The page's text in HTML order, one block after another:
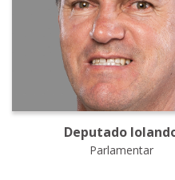
Deputado
Parlamentar